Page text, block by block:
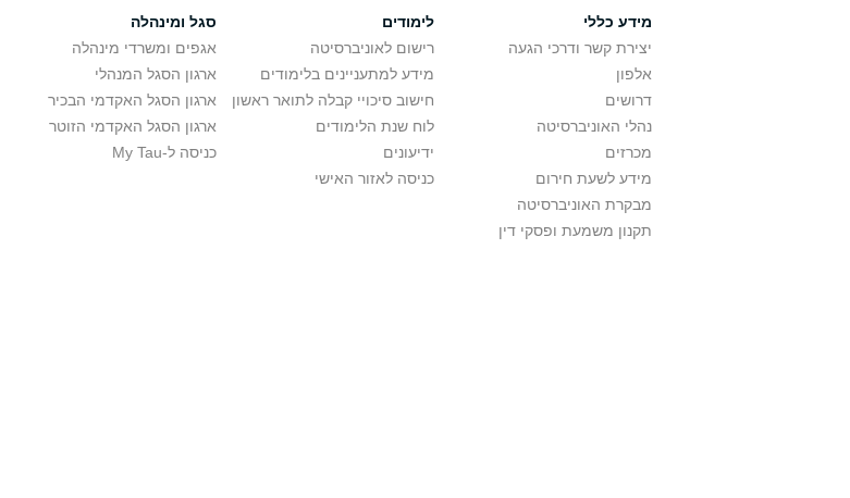
מידע כללי
יצירת קשר ודרכי הגעה
אלפון
דרושים
נהלי האוניברסיטה
מכרזים
מידע לשעת חירום
מבקרת האוניברסיטה
תקנון משמעת ופסקי דין
לימודים
רישום לאוניברסיטה
מידע למתעניינים בלימודים
חישוב סיכויי קבלה לתואר ראשון
לוח שנת הלימודים
ידיעונים
כניסה לאזור האישי
סגל ומינהלה
אגפים ומשרדי מינהלה
ארגון הסגל המנהלי
ארגון הסגל האקדמי הבכיר
ארגון הסגל האקדמי הזוטר
כניסה ל-My Tau